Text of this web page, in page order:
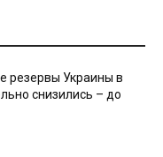
резервы Украины в
снизились – до